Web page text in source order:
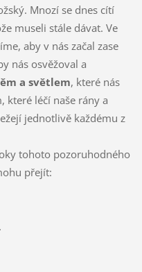
Mnozí se dnes cítí
museli stále dávat. Ve
aby v nás začal zase
nás osvěžoval a
a světlem, které nás
které léčí naše rány a
jednotlivě každému z
tohoto pozoruhodného
přejít: